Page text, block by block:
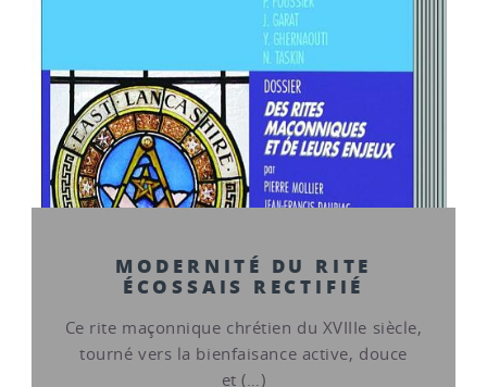
MODERNITÉ DU RITE
ÉCOSSAIS RECTIFIÉ
Ce rite maçonnique chrétien du XVIIIe siècle,
tourné vers la bienfaisance active, douce
et (…)